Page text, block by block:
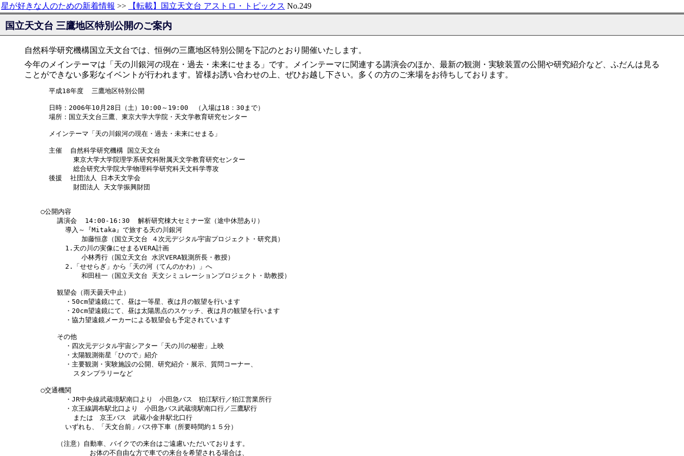
星が好きな人のための新着情報 >> 【転載】国立天文台 アストロ・トピックス No.249
国立天文台 三鷹地区特別公開のご案内
自然科学研究機構国立天文台では、恒例の三鷹地区特別公開を下記のとおり開催いたします。
今年のメインテーマは「天の川銀河の現在・過去・未来にせまる」です。メインテーマに関連する講演会のほか、最新の観測・実験装置の公開や研究紹介など、ふだんは見る
ことができない多彩なイベントが行われます。皆様お誘い合わせの上、ぜひお越し下さい。多くの方のご来場をお待ちしております。
  平成18年度  三鷹地区特別公開
  日時：2006年10月28日（土）10:00～19:00　（入場は18：30まで）
  場所：国立天文台三鷹、東京大学大学院・天文学教育研究センター
  メインテーマ「天の川銀河の現在・過去・未来にせまる」
  主催  自然科学研究機構 国立天文台
        東京大学大学院理学系研究科附属天文学教育研究センター
        総合研究大学院大学物理科学研究科天文科学専攻
  後援  社団法人 日本天文学会
        財団法人 天文学振興財団
○公開内容
    講演会  14:00-16:30  解析研究棟大セミナー室（途中休憩あり）
      導入～『Mitaka』で旅する天の川銀河
          加藤恒彦（国立天文台 ４次元デジタル宇宙プロジェクト・研究員）
      1.天の川の実像にせまるVERA計画
          小林秀行（国立天文台 水沢VERA観測所長・教授）
      2.「せせらぎ」から「天の河（てんのかわ）」へ
          和田桂一（国立天文台 天文シミュレーションプロジェクト・助教授）
    観望会（雨天曇天中止）
      ・50cm望遠鏡にて、昼は一等星、夜は月の観望を行います
      ・20cm望遠鏡にて、昼は太陽黒点のスケッチ、夜は月の観望を行います
      ・協力望遠鏡メーカーによる観望会も予定されています
    その他
      ・四次元デジタル宇宙シアター「天の川の秘密」上映
      ・太陽観測衛星「ひので」紹介
      ・主要観測・実験施設の公開、研究紹介・展示、質問コーナー、
        スタンプラリーなど
○交通機関
      ・JR中央線武蔵境駅南口より　小田急バス　狛江駅行／狛江営業所行
      ・京王線調布駅北口より　小田急バス武蔵境駅南口行／三鷹駅行
        または　京王バス　武蔵小金井駅北口行
      いずれも、「天文台前」バス停下車（所要時間約１５分）
    （注意）自動車、バイクでの来台はご遠慮いただいております。
            お体の不自由な方で車での来台を希望される場合は、